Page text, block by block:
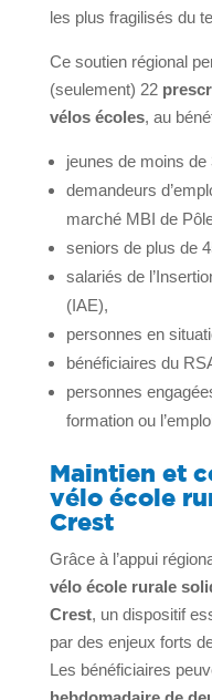
les plus fragilisés du
Ce soutien régional
(seulement) 22
vélos écoles, au
jeunes de moins de
demandeurs
marché MBI de
seniors de plus de
salariés de
(IAE),
personnes en
bénéficiaires du
personnes
formation ou
Maintien et
vélo école
Crest
Grâce à l’appui
vélo école rurale
Crest, un dispositif
par des enjeux forts
Les bénéficiaires